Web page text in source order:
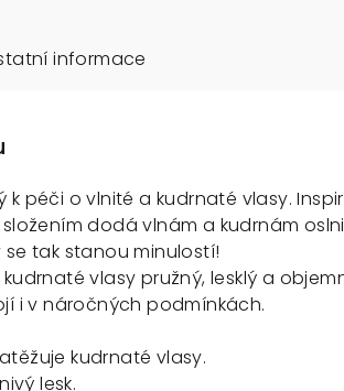
informace
péči o vlnité a kudrnaté vlasy.
dodá vlnám a kudrnám
tak stanou minulostí!
vlasy pružný, lesklý a
i v náročných podmínkách.
kudrnaté vlasy.
lesk.